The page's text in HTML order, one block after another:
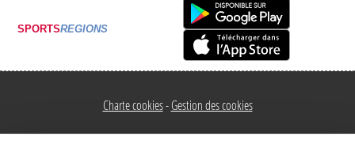
SPORTSREGIONS
Charte cookies Gestion des cookies